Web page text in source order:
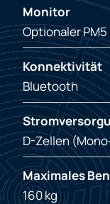
Monitor
Optionaler PM5
Konnektivität
Bluetooth
D-Zellen
Maximales
160 kg